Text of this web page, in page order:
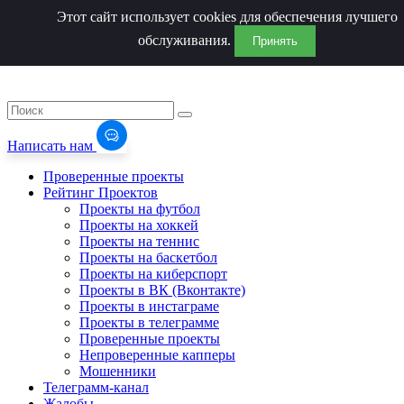
Написать нам
Проверенные проекты
Рейтинг Проектов
Проекты на футбол
Проекты на хоккей
Проекты на теннис
Проекты на баскетбол
Проекты на киберспорт
Проекты в ВК (Вконтакте)
Проекты в инстаграме
Проекты в телеграмме
Проверенные проекты
Непроверенные капперы
Мошенники
Телеграмм-канал
Этот сайт использует cookies для обеспечения лучшего
обслуживания.
Принять